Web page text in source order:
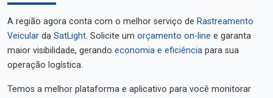
A região agora conta com o melhor serviço de Rastreamento
Veicular da SatLight. Solicite um orçamento on-line e garanta
maior visibilidade, gerando economia e eficiência para sua
operação logística.
Temos a melhor plataforma e aplicativo para você monitorar